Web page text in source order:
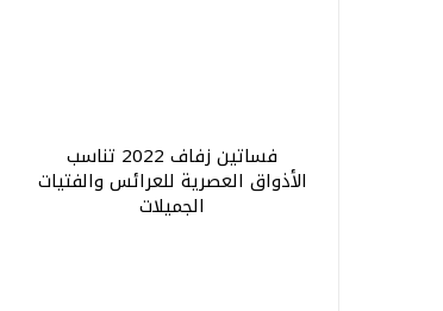
فساتين زفاف 2022 تناسب
الأذواق العصرية للعرائس والفتيات
الجميلات